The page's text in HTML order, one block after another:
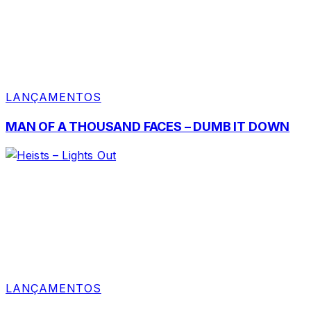
LANÇAMENTOS
MAN OF A THOUSAND FACES – DUMB IT DOWN
LANÇAMENTOS